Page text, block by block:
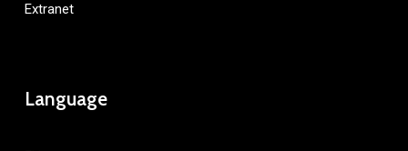
Extranet
Language